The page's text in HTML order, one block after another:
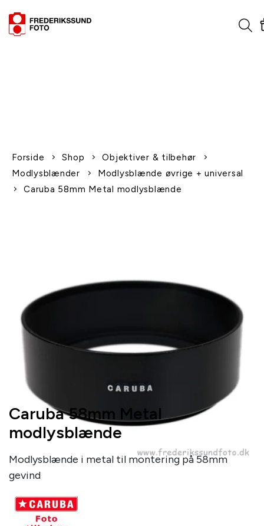
Forside Shop
Objektiver & tilbehør
Modlysblænder
Modlysblænde øvrige + universal
Caruba 58mm Metal modlysblænde
Caruba 58mm Metal
modlysblænde
Modlysblænde i metal til montering på 58mm
gevind